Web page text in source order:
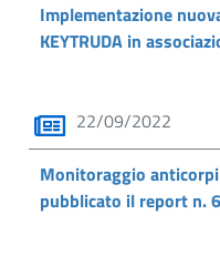
Implementazione
KEYTRUDA in
22/09/2022
Monitoraggio
pubblicato il report n.